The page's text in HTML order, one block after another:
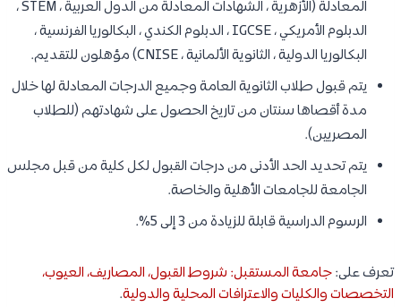
المعادلة (الأزهرية ، الشهادات المعادلة من الدول العربية ، STEM ،
الدبلوم الأمريكي ، IGCSE ، الدبلوم الكندي ، البكالوريا الفرنسية ،
البكالوريا الدولية ، الثانوية الألمانية ، CNISE) مؤهلون للتقديم.
يتم قبول طلاب الثانوية العامة وجميع الدرجات المعادلة لها خلال
مدة أقصاها سنتان من تاريخ الحصول على شهادتهم (للطلاب
المصريين).
يتم تحديد الحد الأدنى من درجات القبول لكل كلية من قبل مجلس
الجامعة للجامعات الأهلية والخاصة.
الرسوم الدراسية قابلة للزيادة من 3 إلى 5%.
تعرف على:جامعة المستقبل: شروط القبول، المصاريف، العيوب،
التخصصات والكليات والاعترافات المحلية والدولية.